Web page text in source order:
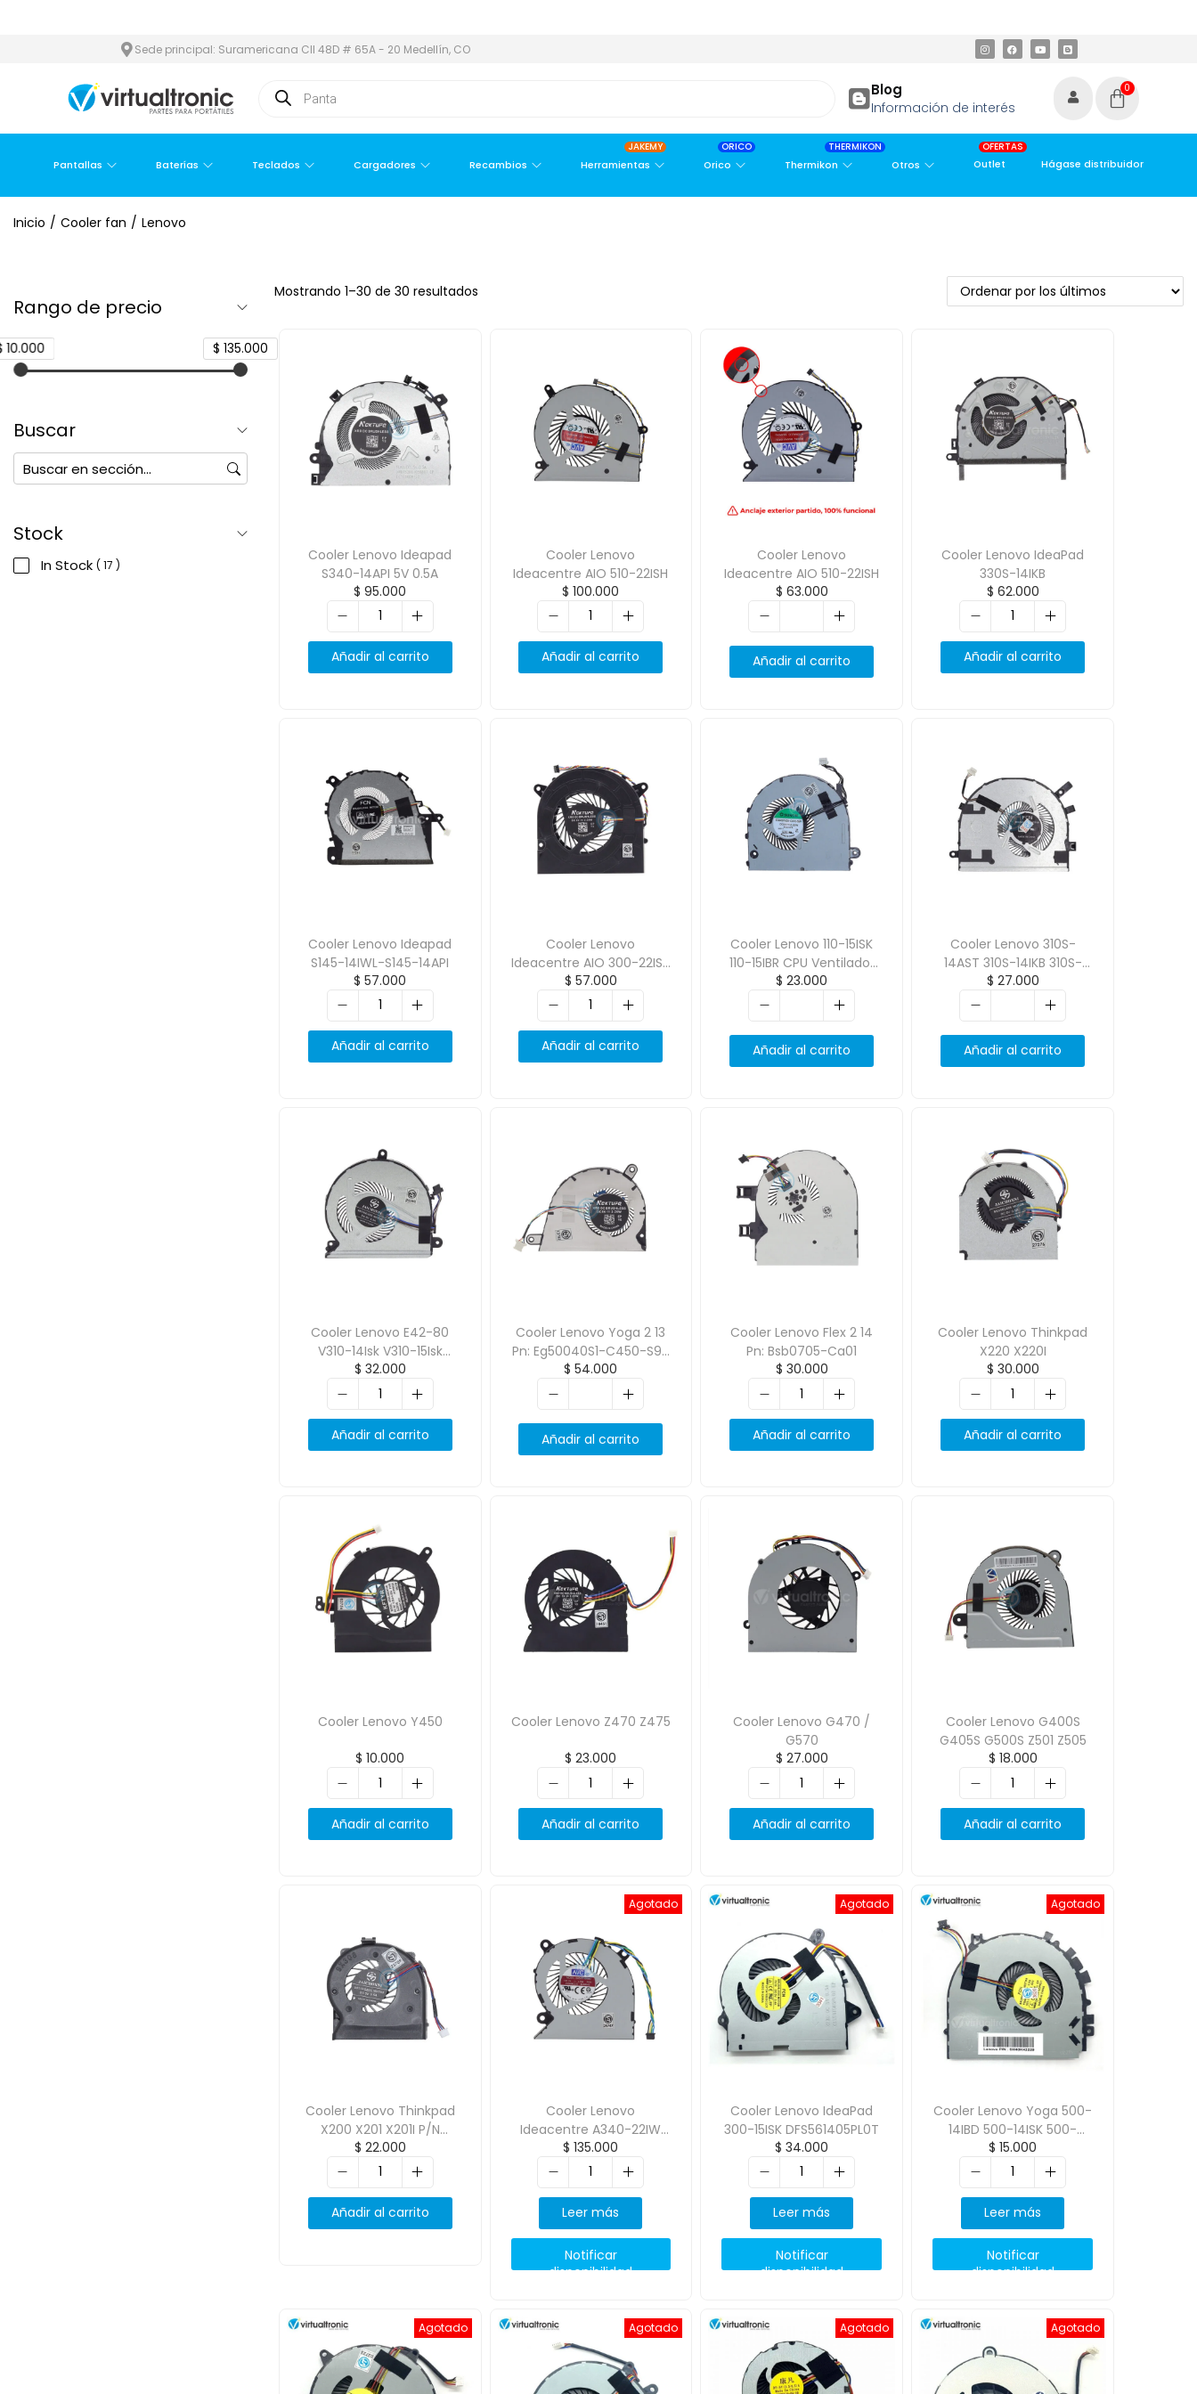
Sede principal: Suramericana Cll 48D # 65A - 20 Medellín, CO
Blog
Información de interés
0
Pantallas Baterías Teclados Cargadores Recambios Herramientas
JAKEMY
Orico
ORICO
Thermikon
THERMIKON
Otros
Outlet
OFERTAS
Hágase distribuidor
Inicio / Cooler fan / Lenovo
Mostrando 1–30 de 30 resultados
Cooler Lenovo Ideapad
S340-14API 5V 0.5A
$ 95.000
Añadir al carrito
Cooler Lenovo
Ideacentre AIO 510-22ISH
$ 100.000
Añadir al carrito
Cooler Lenovo
Ideacentre AIO 510-22ISH
$ 63.000
Añadir al carrito
Cooler Lenovo IdeaPad
330S-14IKB
$ 62.000
Añadir al carrito
Cooler Lenovo Ideapad
S145-14IWL-S145-14API
$ 57.000
Añadir al carrito
Cooler Lenovo
Ideacentre AIO 300-22ISU
300-23ACL 00PC723
$ 57.000
Añadir al carrito
Cooler Lenovo 110-15ISK
110-15IBR CPU Ventilador
De Refrigeración
DC28000ENF0 DF
$ 23.000
Añadir al carrito
Cooler Lenovo 310S-
14AST 310S-14IKB 310S-
14ISK 510S-14ISK 510s-15ISK
$ 27.000
Añadir al carrito
Cooler Lenovo E42-80
V310-14Isk V310-15Isk
V310-14Ibk HP 15-Au
856359
$ 32.000
Añadir al carrito
Cooler Lenovo Yoga 2 13
Pn: Eg50040S1-C450-S99
Original
$ 54.000
Añadir al carrito
Cooler Lenovo Flex 2 14
Pn: Bsb0705-Ca01
$ 30.000
Añadir al carrito
Cooler Lenovo Thinkpad
X220 X220I
$ 30.000
Añadir al carrito
Cooler Lenovo Y450
$ 10.000
Añadir al carrito
Cooler Lenovo Z470 Z475
$ 23.000
Añadir al carrito
Cooler Lenovo G470 /
G570
$ 27.000
Añadir al carrito
Cooler Lenovo G400S
G405S G500S Z501 Z505
$ 18.000
Añadir al carrito
Cooler Lenovo Thinkpad
X200 X201 X201I P/N
45N4782 Oem
$ 22.000
Añadir al carrito
Agotado
Cooler Lenovo
Ideacentre A340-22IW
Original
$ 135.000
Leer más
Notificar
disponibilidad
Agotado
Cooler Lenovo IdeaPad
300-15ISK DFS561405PL0T
$ 34.000
Leer más
Notificar
disponibilidad
Agotado
Cooler Lenovo Yoga 500-
14IBD 500-14ISK 500-
14IHW
$ 15.000
Leer más
Notificar
disponibilidad
Agotado Agotado Agotado Agotado
Rango de precio
10.000 $ 135.000
Buscar
Stock
In Stock ( 17 )